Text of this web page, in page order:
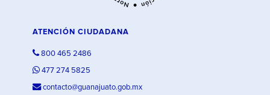
ATENCIÓN CIUDADANA
800 465 2486
477 274 5825
contacto@guanajuato.gob.mx